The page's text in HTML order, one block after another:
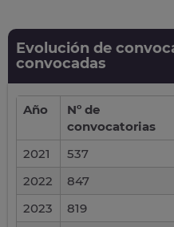
Evolución de
convocadas
Año
Nº de
convocatorias
2021
537
2022
847
2023
819